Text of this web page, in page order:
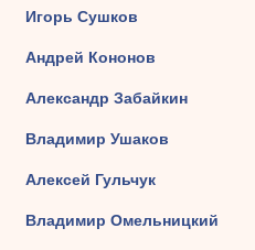
Игорь Сушков
Андрей Кононов
Александр Забайкин
Владимир Ушаков
Алексей Гульчук
Владимир Омельницкий